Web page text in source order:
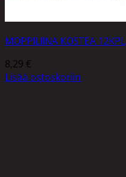
MOPPILIINA KOSTEA 12KPL
8,29 €
Lisää ostoskoriin